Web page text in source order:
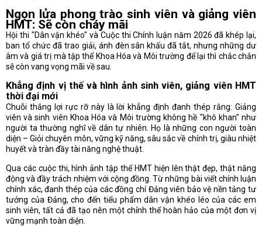
Ngọn lửa phong trào sinh viên và giảng viên
HMT: Sẽ còn cháy mãi
Hội thi "Dân vận khéo" và Cuộc thi Chính luận năm 2026 đã khép lại,
ban tổ chức đã trao giải, ánh đèn sân khấu đã tắt, nhưng những dư
âm và giá trị mà tập thể Khoa Hóa và Môi trường để lại thì chắc chắn
sẽ còn vang vọng mãi về sau.
Khẳng định vị thế và hình ảnh sinh viên, giảng viên HMT
thời đại mới
Chuỗi thắng lợi rực rỡ này là lời khẳng định đanh thép rằng: Giảng
viên và sinh viên Khoa Hóa và Môi trường không hề "khô khan" như
người ta thường nghĩ về dân tự nhiên. Họ là những con người toàn
diện – Giỏi chuyên môn, vững kỹ năng, sâu sắc về chính trị, giàu nhiệt
huyết và tràn đầy tài năng nghệ thuật.
Qua các cuộc thi, hình ảnh tập thể HMT hiện lên thật đẹp, thật năng
động và đầy trách nhiệm với cộng đồng. Từ những bài viết chính luận
chính xác, đanh thép của các đồng chí Đảng viên bảo vệ nền tảng tư
tưởng của Đảng, cho đến tiểu phẩm dân vận khéo léo của các em
sinh viên, tất cả đã tạo nên một chỉnh thể hoàn hảo của một đơn vị
vững mạnh toàn diện.